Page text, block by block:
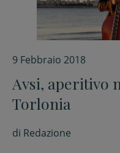
9 Febbraio 2018
Avsi, aperitivo
Torlonia
di Redazione